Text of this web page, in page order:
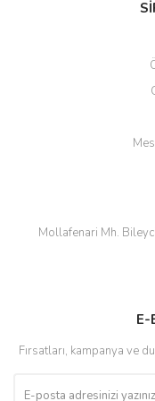
Mollafenari Mh.
E-
Fırsatları, kampanya ve